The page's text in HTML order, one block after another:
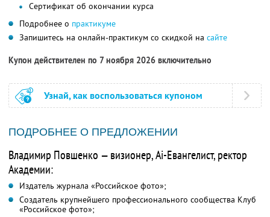
Сертификат об окончании курса
Подробнее о практикуме
Запишитесь на онлайн-практикум со скидкой на сайте
Купон действителен по 7 ноября 2026 включительно
Узнай, как воспользоваться купоном
ПОДРОБНЕЕ О ПРЕДЛОЖЕНИИ
Владимир Повшенко — визионер, Ai-Евангелист, ректор
Академии:
Издатель журнала «Российское фото»;
Создатель крупнейшего профессионального сообщества Клуб
«Российское фото»;